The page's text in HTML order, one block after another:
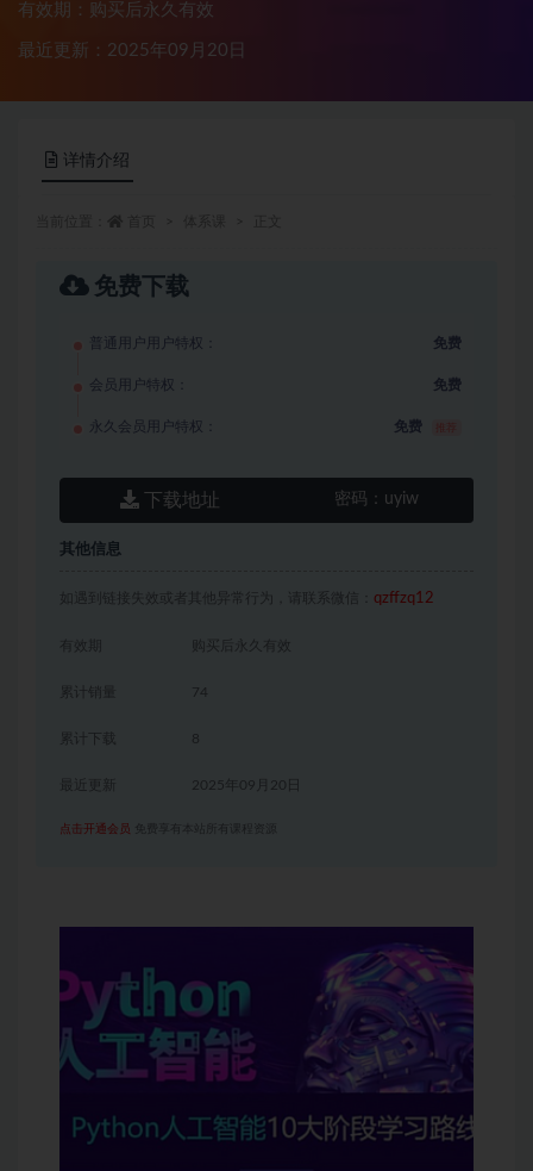
有效期：购买后永久有效
最近更新：2025年09月20日
详情介绍
免费下载
普通用户用户特权： 免费
会员用户特权： 免费
永久会员用户特权： 免费
下载地址 密码： uyiw
其他信息
如遇到链接失效或者其他异常行为，请联系微信： qzffzq12
有效期 购买后永久有效
累计销量 74
累计下载 8
2025年09月20日
点击开通会员 免费享有本站所有课程资源